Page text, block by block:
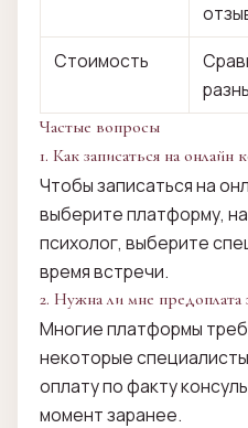
Стоимость
Частые вопросы
1. Как записаться на онлайн
Чтобы записаться на
выберите платформу,
психолог, выберите
время встречи.
2. Нужна ли мне предоплата
Многие платформы
некоторые
оплату по факту
момент заранее.